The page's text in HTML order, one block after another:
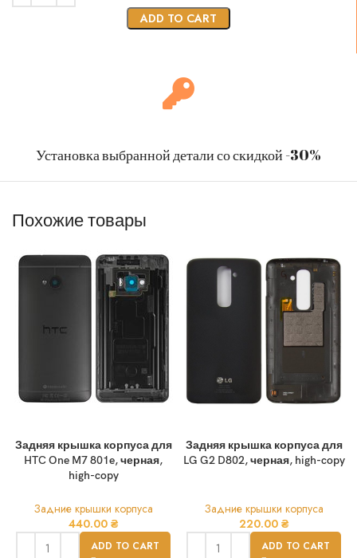
ADD TO CART
Установка выбранной детали со скидкой -30%
Похожие товары
Задняя крышка корпуса для
HTC One M7 801e, черная,
high-copy
Задние крышки корпуса
440.00 ₴
ADD TO CART
Задняя крышка корпуса для
LG G2 D802, черная, high-copy
Задние крышки корпуса
220.00 ₴
ADD TO CART